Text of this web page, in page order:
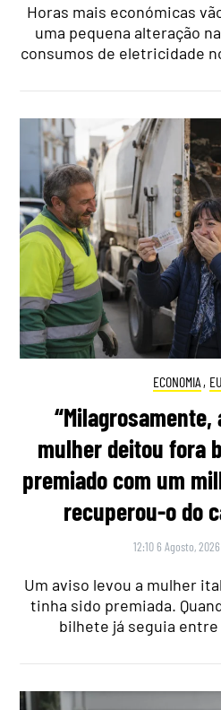
Horas mais económicas
uma pequena alteração
consumos de eletricidade
ECONOMIA ,
mulher deitou fora
premiado com um
recuperou-o do
12:10 6 Agosto, 2026
Um aviso levou a mulher
tinha sido premiada.
bilhete já seguia